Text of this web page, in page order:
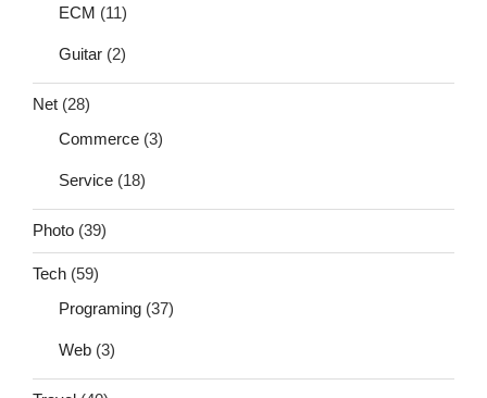
ECM (11)
Guitar (2)
Net (28)
Commerce (3)
Service (18)
Photo (39)
Tech (59)
Programing (37)
Web (3)